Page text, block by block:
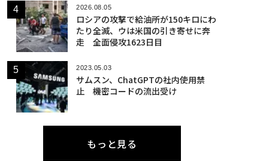
2026.08.05
ロシアの攻撃で給油所が150キロにわ
たり全滅、ウは米国の引き寄せに奔
走 全面侵攻1623日目
2023.05.03
サムスン、ChatGPTの社内使用禁
止 機密コードの流出受け
もっと見る